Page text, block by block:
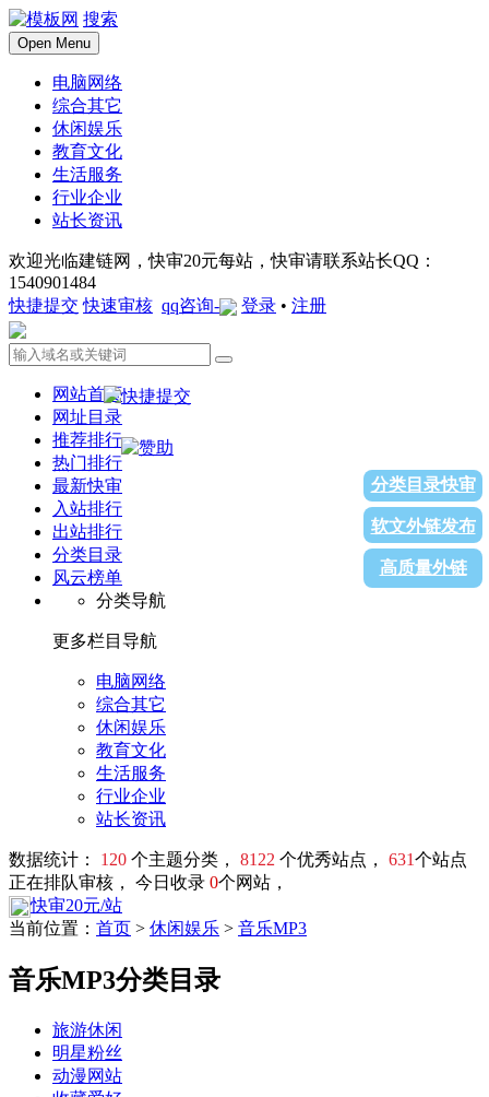
搜索
Open Menu
电脑网络
综合其它
休闲娱乐
教育文化
生活服务
行业企业
站长资讯
欢迎光临建链网，快审20元每站，快审请联系站长QQ：
1540901484
快捷提交 快速审核 qq咨询- 登录 • 注册
网站首页
网址目录
推荐排行
热门排行
最新快审
入站排行
出站排行
分类目录
风云榜单
分类导航
更多栏目导航
电脑网络
综合其它
休闲娱乐
教育文化
生活服务
行业企业
站长资讯
数据统计： 120 个主题分类， 8122 个优秀站点， 631个站点
正在排队审核， 今日收录 0个网站，
快审20元/站
分类目录快审
软文外链发布
高质量外链
当前位置： 首页 > 休闲娱乐 > 音乐MP3
音乐MP3分类目录
旅游休闲
明星粉丝
动漫网站